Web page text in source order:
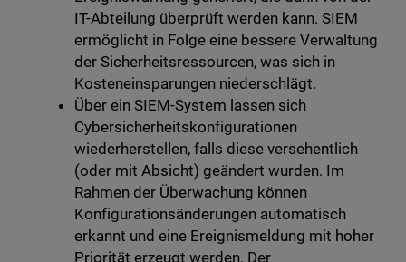
IT-Abteilung überprüft werden kann. SIEM
ermöglicht in Folge eine bessere Verwaltung
der Sicherheitsressourcen, was sich in
Kosteneinsparungen niederschlägt.
Über ein SIEM-System lassen sich
Cybersicherheitskonfigurationen
wiederherstellen, falls diese versehentlich
(oder mit Absicht) geändert wurden. Im
Rahmen der Überwachung können
Konfigurationsänderungen automatisch
erkannt und eine Ereignismeldung mit hoher
Priorität erzeugt werden. Der